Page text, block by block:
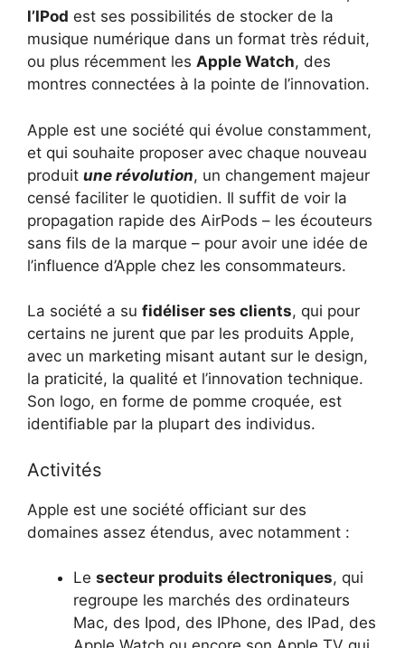
l’IPod est ses possibilités de stocker de la
musique numérique dans un format très réduit,
ou plus récemment les Apple Watch, des
montres connectées à la pointe de l’innovation.
Apple est une société qui évolue constamment,
et qui souhaite proposer avec chaque nouveau
produit une révolution, un changement majeur
censé faciliter le quotidien. Il suffit de voir la
propagation rapide des AirPods – les écouteurs
sans fils de la marque – pour avoir une idée de
l’influence d’Apple chez les consommateurs.
La société a su fidéliser ses clients, qui pour
certains ne jurent que par les produits Apple,
avec un marketing misant autant sur le design,
la praticité, la qualité et l’innovation technique.
Son logo, en forme de pomme croquée, est
identifiable par la plupart des individus.
Activités
Apple est une société officiant sur des
domaines assez étendus, avec notamment :
Le secteur produits électroniques, qui
regroupe les marchés des ordinateurs
Mac, des Ipod, des IPhone, des IPad, des